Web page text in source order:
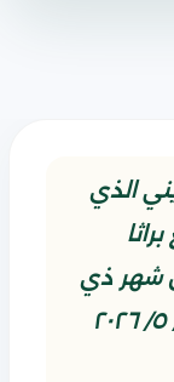
الذي
شهر ذي
الحجة ١٤٤٧ هجري الموافق ٢٩/ ٥/ ٢٠٢٦